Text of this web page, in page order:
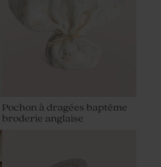
Pochon à dragées baptême
broderie anglaise